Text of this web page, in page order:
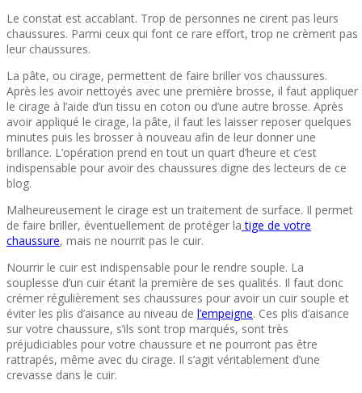
Le constat est accablant. Trop de personnes ne cirent pas leurs
chaussures. Parmi ceux qui font ce rare effort, trop ne crèment pas
leur chaussures.
La pâte, ou cirage, permettent de faire briller vos chaussures.
Après les avoir nettoyés avec une première brosse, il faut appliquer
le cirage à l’aide d’un tissu en coton ou d’une autre brosse. Après
avoir appliqué le cirage, la pâte, il faut les laisser reposer quelques
minutes puis les brosser à nouveau afin de leur donner une
brillance. L’opération prend en tout un quart d’heure et c’est
indispensable pour avoir des chaussures digne des lecteurs de ce
blog.
Malheureusement le cirage est un traitement de surface. Il permet
de faire briller, éventuellement de protéger la tige de votre
chaussure, mais ne nourrit pas le cuir.
Nourrir le cuir est indispensable pour le rendre souple. La
souplesse d’un cuir étant la première de ses qualités. Il faut donc
crémer régulièrement ses chaussures pour avoir un cuir souple et
éviter les plis d’aisance au niveau de l’empeigne. Ces plis d’aisance
sur votre chaussure, s’ils sont trop marqués, sont très
préjudiciables pour votre chaussure et ne pourront pas être
rattrapés, même avec du cirage. Il s’agit véritablement d’une
crevasse dans le cuir.